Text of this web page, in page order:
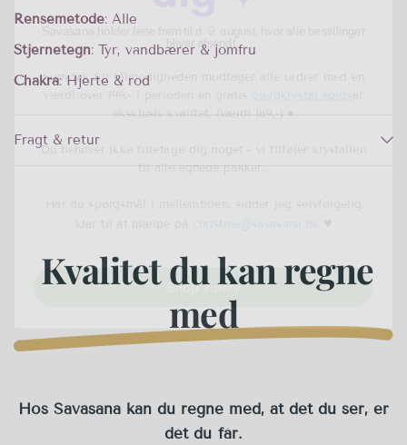
Rensemetode: Alle
Stjernetegn: Tyr, vandbærer & jomfru
Chakra: Hjerte & rod
Fragt & retur
Kvalitet du kan regne
med
Hos Savasana kan du regne med, at det du ser, er
dét du får.
værdi over 199,- i perioden en gratisbjergkrystal spids
eksklusiv kvalitet
Har du spørgsmål i mellemtiden, sidder jeg selvfølgelig